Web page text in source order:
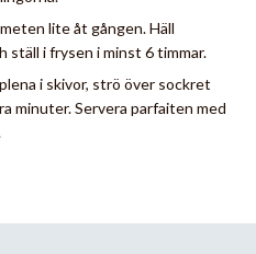
lite åt gången. Häll
ställ i frysen i minst 6 timmar.
i skivor, strö över sockret
minuter. Servera parfaiten med